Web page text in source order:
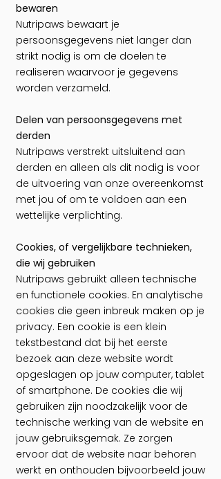
bewaren
Nutripaws bewaart je
persoonsgegevens niet langer dan
strikt nodig is om de doelen te
realiseren waarvoor je gegevens
worden verzameld.
Delen van persoonsgegevens met
derden
Nutripaws verstrekt uitsluitend aan
derden en alleen als dit nodig is voor
de uitvoering van onze overeenkomst
met jou of om te voldoen aan een
wettelijke verplichting.
Cookies, of vergelijkbare technieken,
die wij gebruiken
Nutripaws gebruikt alleen technische
en functionele cookies. En analytische
cookies die geen inbreuk maken op je
privacy. Een cookie is een klein
tekstbestand dat bij het eerste
bezoek aan deze website wordt
opgeslagen op jouw computer, tablet
of smartphone. De cookies die wij
gebruiken zijn noodzakelijk voor de
technische werking van de website en
jouw gebruiksgemak. Ze zorgen
ervoor dat de website naar behoren
werkt en onthouden bijvoorbeeld jouw